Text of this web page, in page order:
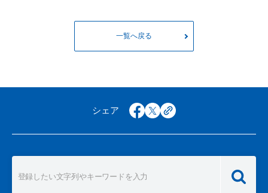
一覧へ戻る
シェア facebook
x copy